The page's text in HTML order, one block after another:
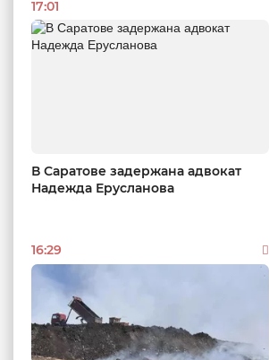
17:01
В Саратове задержана адвокат
Надежда Ерусланова
16:29